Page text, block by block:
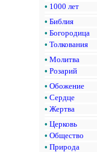
• 1000 лет
• Библия
• Богородица
• Толкования
• Молитва
• Розарий
• Обожение
• Сердце
• Жертва
• Церковь
• Общество
• Природа